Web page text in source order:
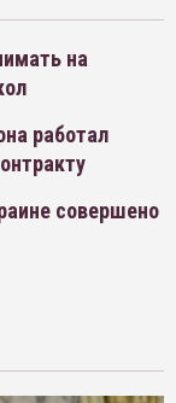
на
работал
совершено